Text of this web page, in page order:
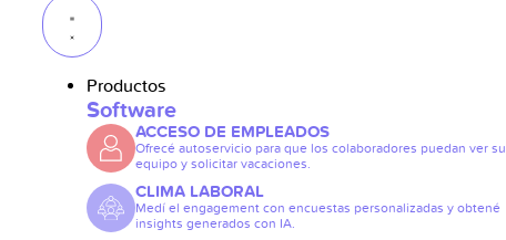
Productos
Software
ACCESO DE EMPLEADOS
Ofrecé autoservicio para que los colaboradores puedan ver su
equipo y solicitar vacaciones.
CLIMA LABORAL
Medí el engagement con encuestas personalizadas y obtené
insights generados con IA.